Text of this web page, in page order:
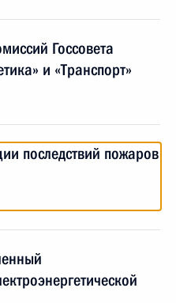
Госcовета
и «Транспорт»
последствий пожаров